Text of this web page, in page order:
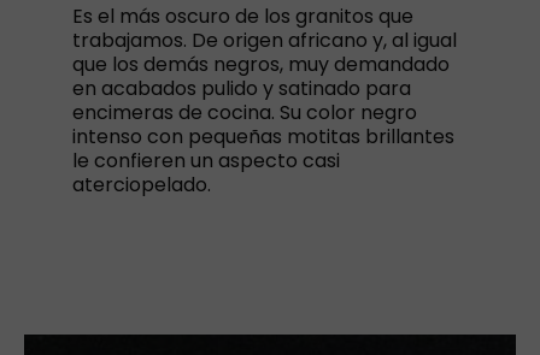
Es el más oscuro de los granitos que
trabajamos. De origen africano y, al igual
que los demás negros, muy demandado
en acabados pulido y satinado para
encimeras de cocina. Su color negro
intenso con pequeñas motitas brillantes
le confieren un aspecto casi
aterciopelado.